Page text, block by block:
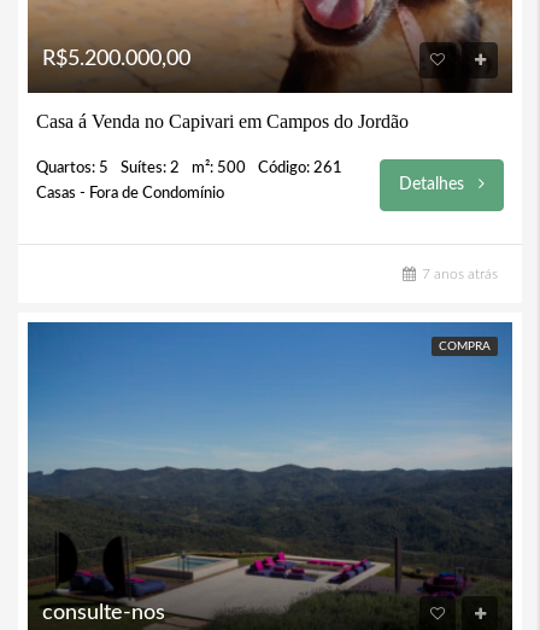
R$5.200.000,00
Casa á Venda no Capivari em Campos do Jordão
Quartos: 5 Suítes: 2 m²: 500
Código: 261
Casas - Fora de Condomínio
Detalhes
7 anos atrás
COMPRA
consulte-nos